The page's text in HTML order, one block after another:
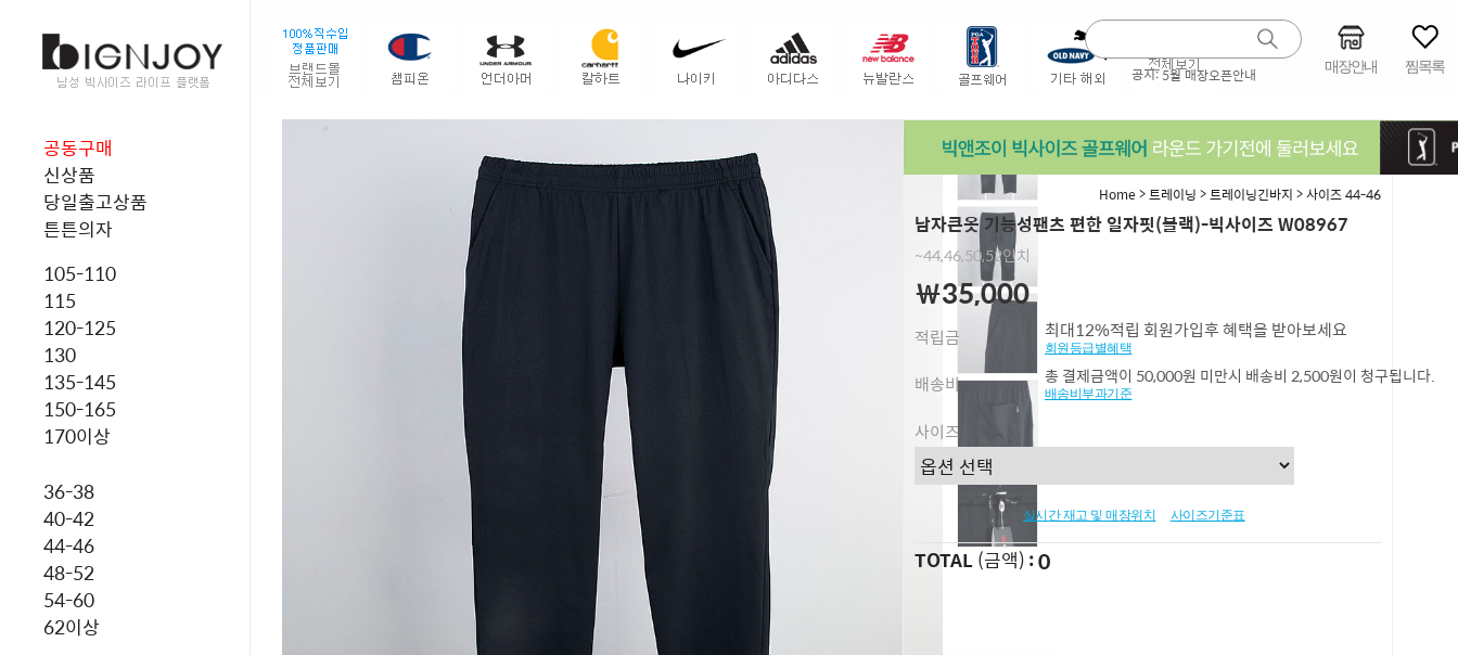
공지:5월 매장오픈안내 매장안내 찜목록
공동구매
신상품
당일출고상품
튼튼의자
105-110
115
120-125
130
135-145
150-165
170이상
36-38
40-42
44-46
48-52
54-60
62이상
Home>트레이닝 >트레이닝긴바지 >사이즈 44-46
남자큰옷 기능성팬츠 편한 일자핏(블랙)-빅사이즈 W08967
~44,46,50,52인치
￦35,000
적립금 최대12%적립 회원가입후 혜택을 받아보세요
회원등급별혜택
배송비 총 결제금액이 50,000원 미만시 배송비 2,500원이 청구됩니다.
배송비부과기준
사이즈
실시간 재고 및 매장위치 사이즈기준표
TOTAL(금액) 0